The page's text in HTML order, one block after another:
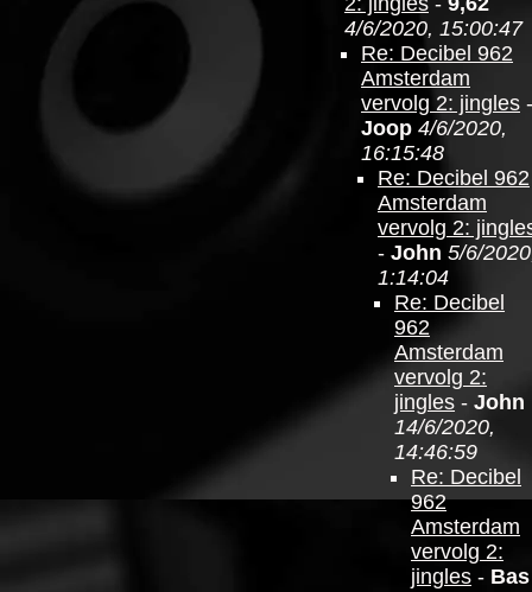
4/6/2020, 15:00:47
Re: Decibel 962
Amsterdam
vervolg 2: jingles -
Joop 4/6/2020,
16:15:48
Re: Decibel 962
Amsterdam
vervolg 2:
- John 5/6/
1:14:04
Re: Decibel
962
Amsterdam
vervolg 2:
jingles - John
14/6/2020,
14:46:59
Re: Decibel
962
Amsterdam
vervolg 2:
jingles - Bas